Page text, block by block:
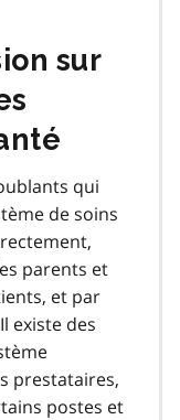
sur
qui
de soins
parents et
et par
existe des
prestataires,
postes et